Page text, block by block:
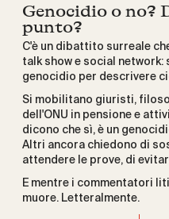
Genocidio o no?
punto?
C'è un dibattito surreale
talk show e social network:
genocidio per descrivere
Si mobilitano giuristi,
dell'ONU in pensione e
dicono che sì, è un
Altri ancora chiedono di
attendere le prove, di
E mentre i commentatori
muore. Letteralmente.